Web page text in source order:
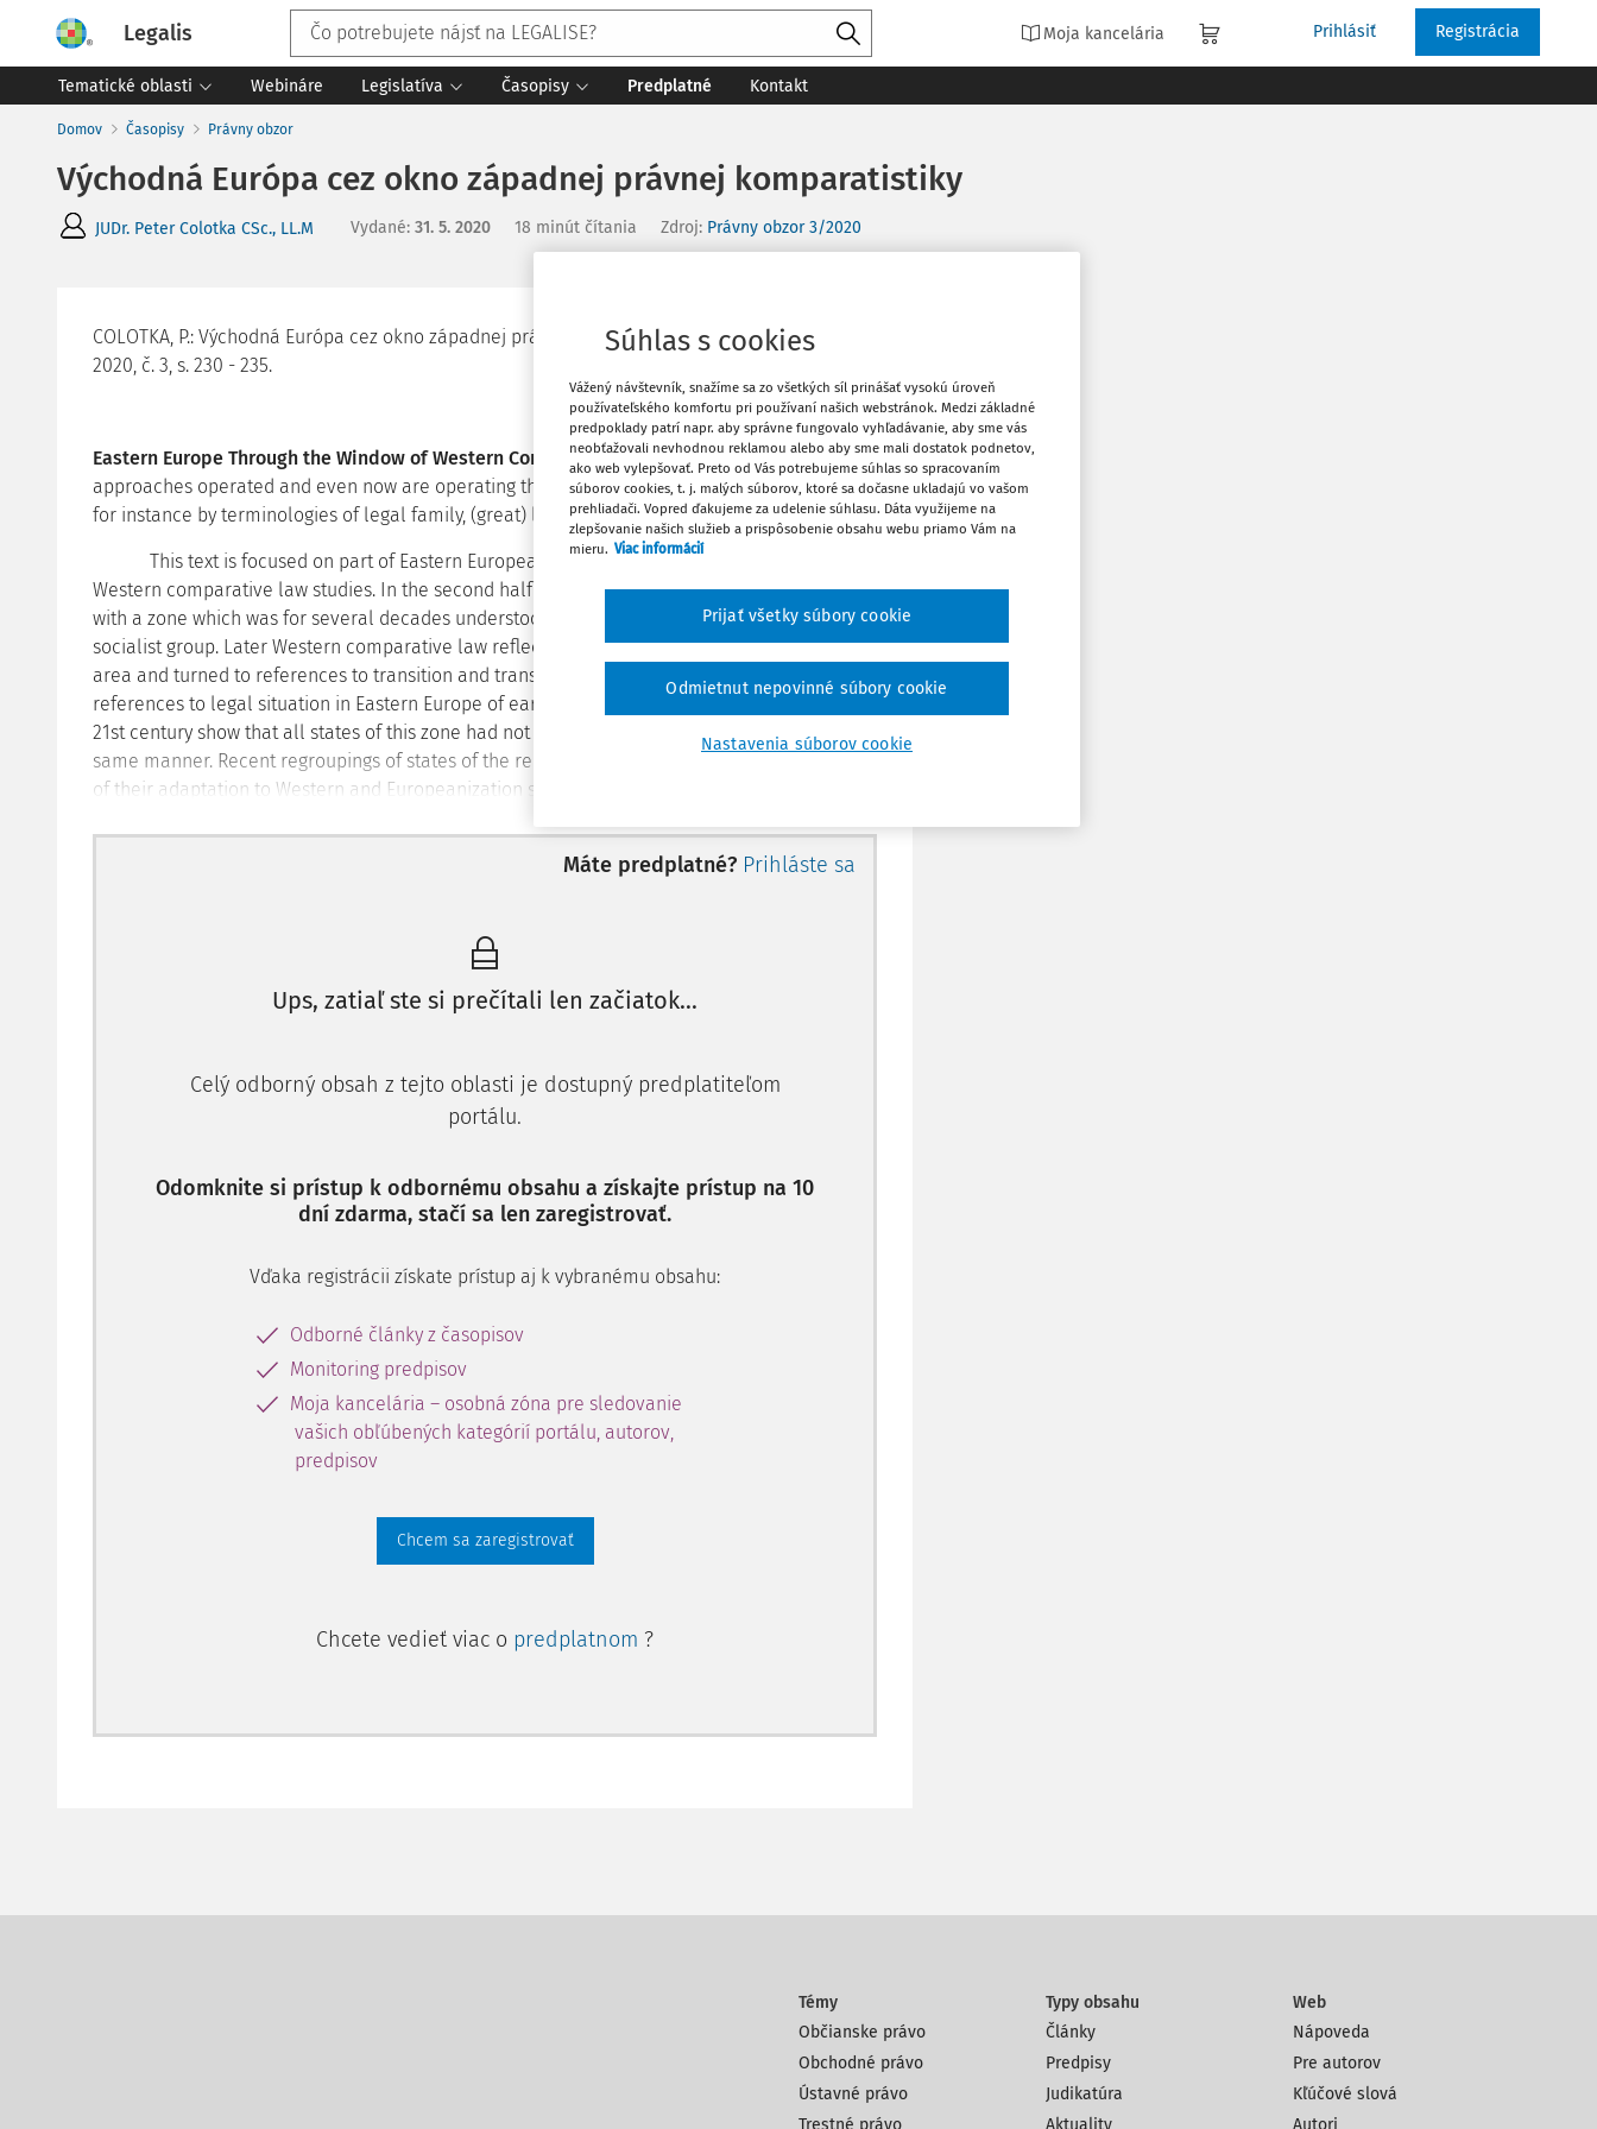
Legalis Moja kancelária Prihlásiť Registrácia
Tematické oblasti Webináre Legislatíva Časopisy Predplatné Kontakt
Domov Časopisy Právny obzor
Východná Európa cez okno západnej právnej komparatistiky
JUDr. Peter Colotka CSc., LL.M Vydané: 31. 5. 2020 18 minút čítania Zdroj: Právny obzor 3/2020
COLOTKA, P.: Východná Európa cez okno západnej právnej komparatistiky. Právny obzor, 103,
2020, č. 3, s. 230 - 235.
Eastern Europe Through the Window of Western Comparative Law.Comparative law
approaches operated and even now are operating through the concept of group, as well as
for instance by terminologies of legal family, (great) legal system, legal culture and context.
This text is focused on part of Eastern European space from the point of view of part of
Western comparative law studies. In the second half of the 20th century one has to deal here
with a zone which was for several decades understood by them as a component of the
socialist group. Later Western comparative law reflected big change which marked relevant
area and turned to references to transition and transformation. Posttransformative
references to legal situation in Eastern Europe of early years of the second decade of the
21st century show that all states of this zone had not passed the period of transformation in
same manner. Recent regroupings of states of the relevant space are based on evaluations
of their adaptation to Western and Europeanization standards with special respect to public
human rights, quality of relations to European Union. Many states of Eastern Europe became
considered even neither constituent part of continental legal group on the other. Last but not
least one has to remark that majority of states of relevant zone originated in the early 90's of
the 20th century within spaces of dissolved federations and thus (in addition) solved
problems connected with constitution of nation statehood. New, as well as other states were
adequate reflection.
Eastern Europe, Western comparative law, transformation, comparison,
časti európskeho právneho priestoru. Časti, ktorá zemepisne má ta
Máte predplatné? Prihláste sa
Ups, zatiaľ ste si prečítali len začiatok...
Celý odborný obsah z tejto oblasti je dostupný predplatiteľom
portálu.
Odomknite si prístup k odbornému obsahu a získajte prístup na 10
dní zdarma, stačí sa len zaregistrovať.
Vďaka registrácii získate prístup aj k vybranému obsahu:
Odborné články z časopisov
Monitoring predpisov
Moja kancelária – osobná zóna pre sledovanie
vašich obľúbených kategórií portálu, autorov,
predpisov
Chcem sa zaregistrovať
Chcete vedieť viac o predplatnom ?
Obľúbené
Zdieľať
Témy
Občianske právo
Obchodné právo
Ústavné právo
Trestné právo
Typy obsahu
Články
Predpisy
Judikatúra
Aktuality
Web
Nápoveda
Pre autorov
Kľúčové slová
Autori
Súhlas s cookies
Vážený návštevník, snažíme sa zo všetkých síl prinášať vysokú úroveň
používateľského komfortu pri používaní našich webstránok. Medzi základné
predpoklady patrí napr. aby správne fungovalo vyhľadávanie, aby sme vás
neobťažovali nevhodnou reklamou alebo aby sme mali dostatok podnetov,
ako web vylepšovať. Preto od Vás potrebujeme súhlas so spracovaním
súborov cookies, t. j. malých súborov, ktoré sa dočasne ukladajú vo vašom
prehliadači. Vopred ďakujeme za udelenie súhlasu. Dáta využijeme na
zlepšovanie našich služieb a prispôsobenie obsahu webu priamo Vám na
mieru. Viac informácií
Nastavenia súborov cookie
Odmietnut nepovinné súbory cookie
Prijať všetky súbory cookie